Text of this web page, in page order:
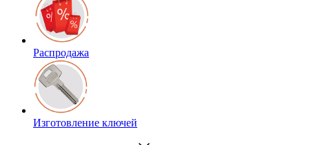
Распродажа
Изготовление ключей